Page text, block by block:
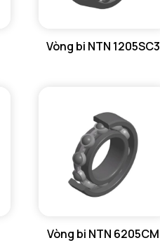
Vòng bi NTN 1205SC3
Vòng bi NTN 6205CM